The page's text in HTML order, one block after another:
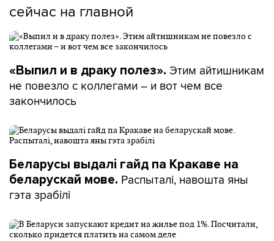
сейчас на главной
«Выпил и в драку полез». Этим айтишникам
не повезло с коллегами – и вот чем все
закончилось
Беларусы выдалі гайд па Кракаве на
беларускай мове. Распыталі, навошта яны
гэта зрабілі